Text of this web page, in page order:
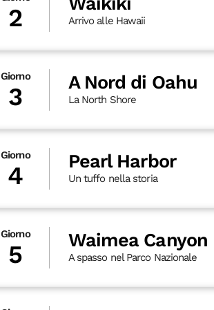
2 Arrivo alle Hawaii
Giorno
3 A Nord di Oahu
La North Shore
Giorno
4 Pearl Harbor
Un tuffo nella storia
Giorno
5 Waimea Canyon
A spasso nel Parco Nazionale